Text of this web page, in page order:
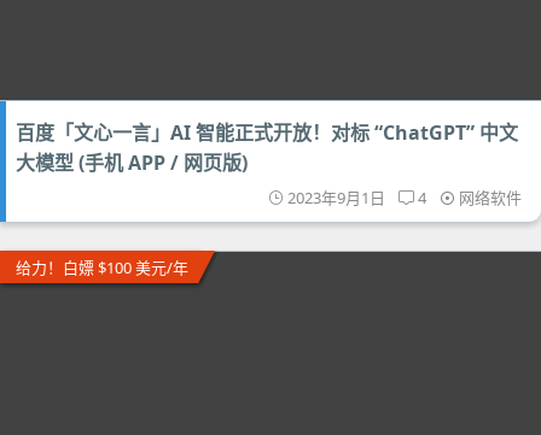
百度「文心一言」AI 智能正式开放！对标 “ChatGPT” 中文
大模型 (手机 APP / 网页版)
2023年9月1日 4 网络软件
给力！白嫖 $100 美元/年